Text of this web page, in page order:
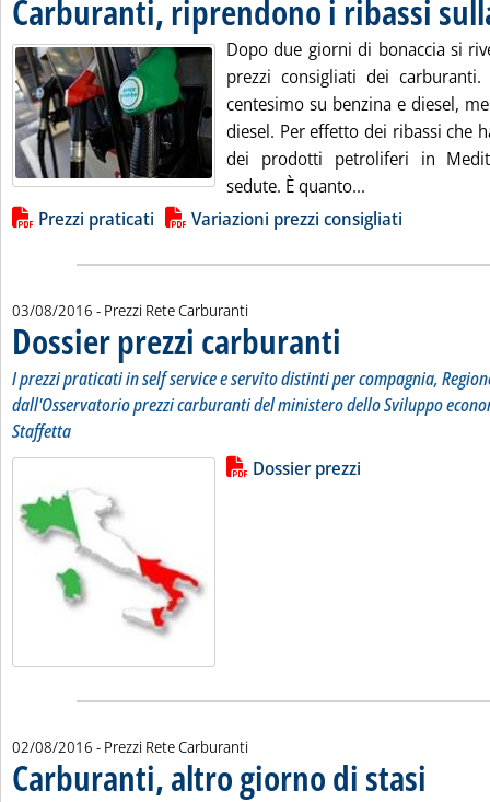
Carburanti, riprendono i ribassi
Dopo due giorni di bonaccia si
prezzi consigliati dei
centesimo su benzina e diesel,
diesel. Per effetto dei ribassi che
dei prodotti petroliferi in
sedute. È quanto...
Lista allegati PDF alla notizia
Prezzi praticati Variazioni prezzi consigliati
03/08/2016 - Prezzi Rete Carburanti
Dossier prezzi carburanti
I prezzi praticati in self service e servito distinti per compagnia,
dall'Osservatorio prezzi carburanti del ministero dello Sviluppo
Staffetta
Leggi tutta la notizia: 'Dossier
Lista allegati PDF alla notizia
Dossier prezzi
02/08/2016 - Prezzi Rete Carburanti
Carburanti, altro giorno di stasi